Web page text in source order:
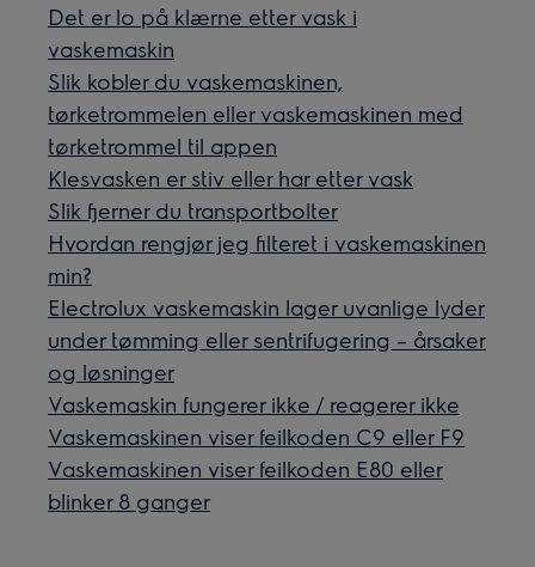
Det er lo på klærne etter vask i
vaskemaskin
Slik kobler du vaskemaskinen,
tørketrommelen eller vaskemaskinen med
tørketrommel til appen
Klesvasken er stiv eller har etter vask
Slik fjerner du transportbolter
Hvordan rengjør jeg filteret i vaskemaskinen
min?
Electrolux vaskemaskin lager uvanlige lyder
under tømming eller sentrifugering – årsaker
og løsninger
Vaskemaskin fungerer ikke / reagerer ikke
Vaskemaskinen viser feilkoden C9 eller F9
Vaskemaskinen viser feilkoden E80 eller
blinker 8 ganger